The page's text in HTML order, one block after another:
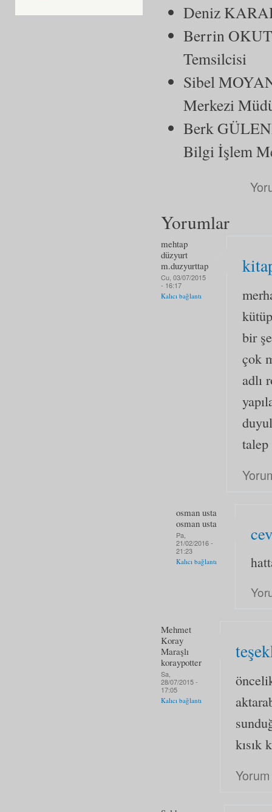
Deniz
Berrin
Temsilcisi
Sibel
Merkezi
Berk
Bilgi İşlem
Yorumlar
mehtap
düzyurt
m.duzyurttap
Cu, 03/07/2015
- 16:17
Kalıcı bağlantı
bir
çok
adlı
osman usta
osman usta
Pa,
21/02/2016 -
21:23
Kalıcı bağlantı
Mehmet
Koray
Maraşlı
koraypotter
Sa,
28/07/2015 -
17:05
Kalıcı bağlantı
kısık